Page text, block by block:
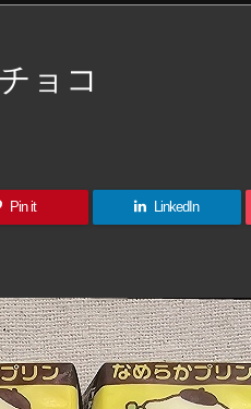
ョコ
Pin it LinkedIn